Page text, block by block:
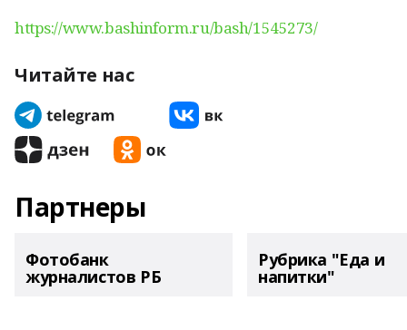
https://www.bashinform.ru/bash/1545273/
Читайте нас
Партнеры
Фотобанк
журналистов РБ
Рубрика "Еда и
напитки"